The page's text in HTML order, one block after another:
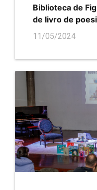
Biblioteca de
de livro de
11/05/2024